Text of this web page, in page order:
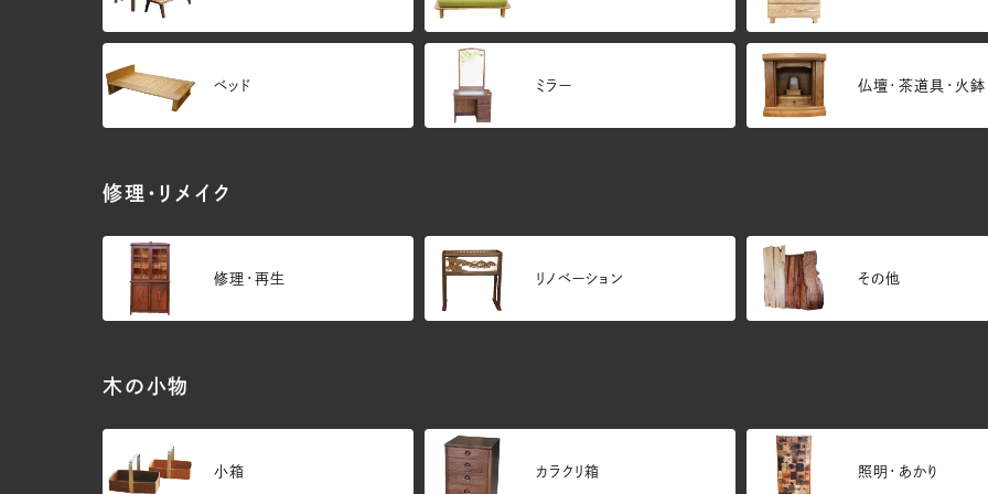
ベッド ミラー 仏壇･茶道具・火鉢
修理・リメイク
修理・再生 リノベーション その他
木の小物
小箱 カラクリ箱 照明・あかり